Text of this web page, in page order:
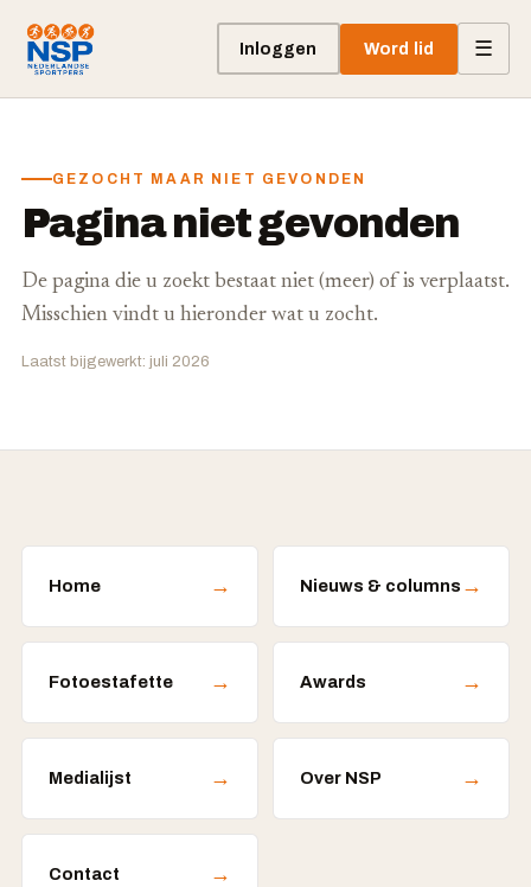
Inloggen Word lid ☰
GEZOCHT MAAR NIET GEVONDEN
Pagina niet gevonden
De pagina die u zoekt bestaat niet (meer) of is verplaatst.
Misschien vindt u hieronder wat u zocht.
Laatst bijgewerkt: juli 2026
Home → Nieuws & columns →
Fotoestafette → Awards →
Medialijst → Over NSP →
Contact →